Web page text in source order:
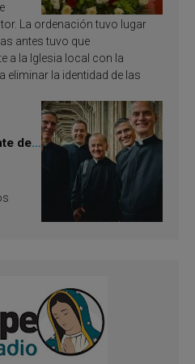
La ordenación tuvo lugar
antes tuvo que
a la Iglesia local con la
eliminar la identidad de las
de